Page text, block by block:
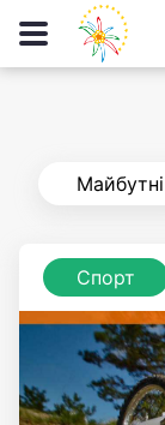
Майбутні
Спорт